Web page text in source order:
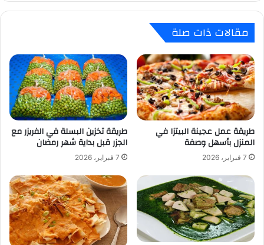
مقالات ذات صلة
طريقة عمل عجينة البيتزا في
المنزل بأسهل وصفة
7 فبراير، 2026
طريقة تخزين البسلة في الفريزر مع
الجزر قبل بداية شهر رمضان
7 فبراير، 2026